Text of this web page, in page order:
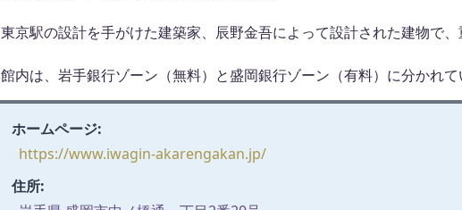
東京駅の設計を手がけた建築家、辰野金吾によって設計された建物で、
館内は、岩手銀行ゾーン（無料）と盛岡銀行ゾーン（有料）に分かれて
ホームページ:
https://www.iwagin-akarengakan.jp/
住所: